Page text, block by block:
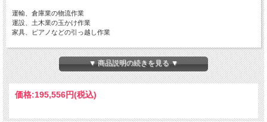
運輸、倉庫業の物流作業
運設、土木業の玉かけ作業
家具、ピアノなどの引っ越し作業
※縫製のほつれが見えたら使用しないでください。
▼ 商品説明の続きを見る ▼
価格:195,556円(税込)